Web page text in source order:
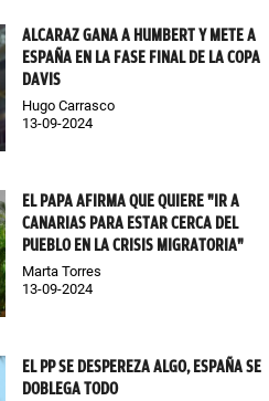
ALCARAZ GANA A HUMBERT Y METE A
ESPAÑA EN LA FASE FINAL DE LA COPA
DAVIS
Hugo Carrasco
13-09-2024
EL PAPA AFIRMA QUE QUIERE "IR A
CANARIAS PARA ESTAR CERCA DEL
PUEBLO EN LA CRISIS MIGRATORIA"
Marta Torres
13-09-2024
EL PP SE DESPEREZA ALGO, ESPAÑA SE
DOBLEGA TODO